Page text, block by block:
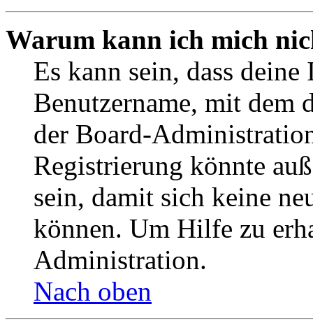
Warum kann ich mich
Es kann sein, dass
Benutzername, mit dem
der Board-
Registrierung könnte
sein, damit sich keine
können. Um Hilfe zu
Administration.
Nach oben